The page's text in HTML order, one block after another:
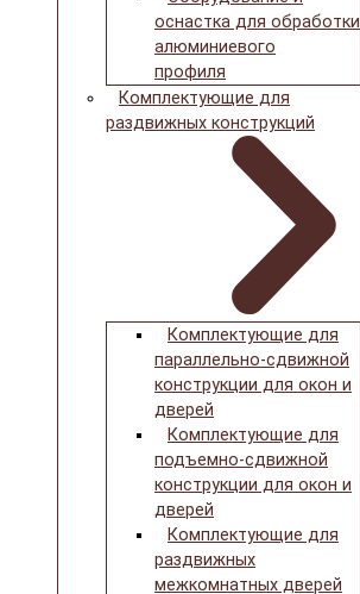
оснастка для обработки
алюминиевого
профиля
Комплектующие для
раздвижных конструкций
Комплектующие для
параллельно-сдвижной
конструкции для окон и
дверей
Комплектующие для
подъемно-сдвижной
конструкции для окон и
дверей
Комплектующие для
раздвижных
межкомнатных дверей